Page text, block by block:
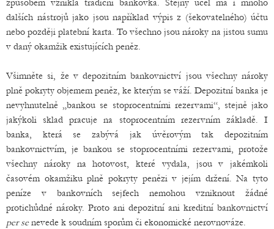
způsobem vznikla tradiční bankovka. Stejný účel má i mnoho
dalších nástrojů jako jsou například výpis z (šekovatelného) účtu
nebo později platební karta. To všechno jsou nároky na jistou sumu
v daný okamžik existujících peněz.
Všimněte si, že v depozitním bankovnictví jsou všechny nároky
plně pokryty objemem peněz, ke kterým se váží. Depozitní banka je
nevyhnutelně „bankou se stoprocentními rezervami“, stejně jako
jakýkoli sklad pracuje na stoprocentním rezervním základě. I
banka, která se zabývá jak úvěrovým tak depozitním
bankovnictvím, je bankou se stoprocentními rezervami, protože
všechny nároky na hotovost, které vydala, jsou v jakémkoli
časovém okamžiku plně pokryty penězi v jejím držení. Na tyto
peníze v bankovních sejfech nemohou vzniknout žádné
protichůdné nároky. Proto ani depozitní ani kreditní bankovnictví
per senevede k soudním sporům či ekonomické nerovnováze.